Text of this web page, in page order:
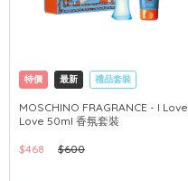
特價 最新 禮品套裝
網購店取 獨家
MOSCHINO FRAGRANCE - I Love
Love 50ml 香氛套裝
$468 $600